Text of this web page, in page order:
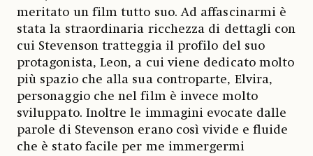
meritato un film tutto suo. Ad affascinarmi è
stata la straordinaria ricchezza di dettagli con
cui Stevenson tratteggia il profilo del suo
protagonista, Leon, a cui viene dedicato molto
più spazio che alla sua controparte, Elvira,
personaggio che nel film è invece molto
sviluppato. Inoltre le immagini evocate dalle
parole di Stevenson erano così vivide e fluide
che è stato facile per me immergermi